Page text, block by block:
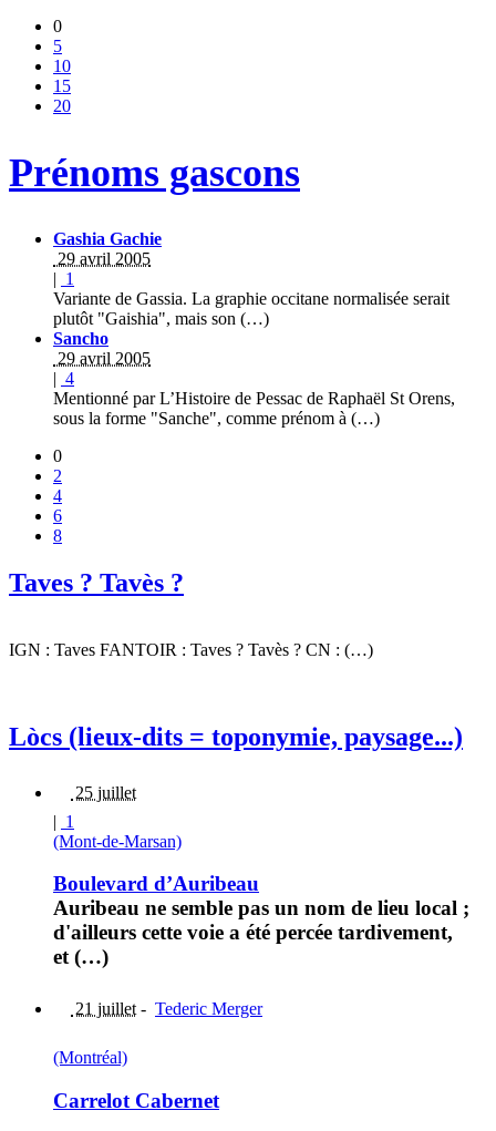
0
5
10
15
20
Prénoms gascons
Gashia Gachie
29 avril 2005
| 1
Variante de Gassia. La graphie occitane normalisée serait
plutôt "Gaishia", mais son (…)
Sancho
29 avril 2005
| 4
Mentionné par L’Histoire de Pessac de Raphaël St Orens,
sous la forme "Sanche", comme prénom à (…)
0
2
4
6
8
Taves ? Tavès ?
IGN : Taves FANTOIR : Taves ? Tavès ? CN : (…)
Lòcs (lieux-dits = toponymie, paysage...)
25 juillet
| 1
(Mont-de-Marsan)
Boulevard d’Auribeau
Auribeau ne semble pas un nom de lieu local ;
d'ailleurs cette voie a été percée tardivement,
et (…)
21 juillet - Tederic Merger
(Montréal)
Carrelot Cabernet